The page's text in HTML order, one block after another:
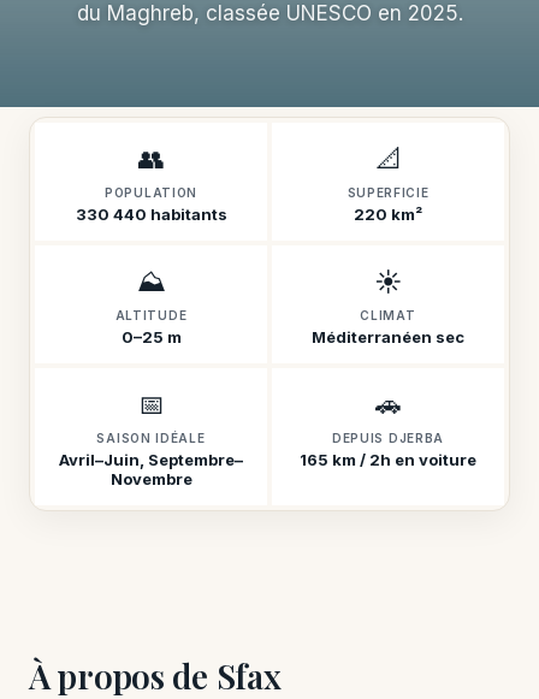
du Maghreb, classée UNESCO en 2025.
👥
POPULATION
330 440 habitants
📐
SUPERFICIE
220 km²
⛰️
ALTITUDE
0–25 m
☀️
CLIMAT
Méditerranéen sec
📅
SAISON IDÉALE
Avril–Juin, Septembre–
Novembre
🚗
DEPUIS DJERBA
165 km / 2h en voiture
À propos de Sfax